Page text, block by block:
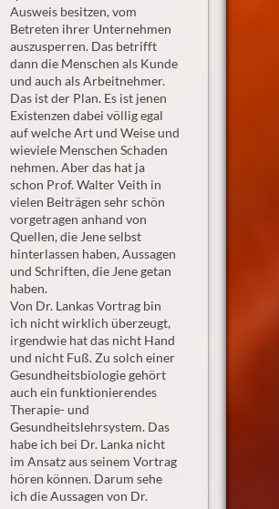
Ausweis besitzen, vom
Betreten ihrer Unternehmen
auszusperren. Das betrifft
dann die Menschen als Kunde
und auch als Arbeitnehmer.
Das ist der Plan. Es ist jenen
Existenzen dabei völlig egal
auf welche Art und Weise und
wieviele Menschen Schaden
nehmen. Aber das hat ja
schon Prof. Walter Veith in
vielen Beiträgen sehr schön
vorgetragen anhand von
Quellen, die Jene selbst
hinterlassen haben, Aussagen
und Schriften, die Jene getan
haben.
Von Dr. Lankas Vortrag bin
ich nicht wirklich überzeugt,
irgendwie hat das nicht Hand
und nicht Fuß. Zu solch einer
Gesundheitsbiologie gehört
auch ein funktionierendes
Therapie- und
Gesundheitslehrsystem. Das
habe ich bei Dr. Lanka nicht
im Ansatz aus seinem Vortrag
hören können. Darum sehe
ich die Aussagen von Dr.